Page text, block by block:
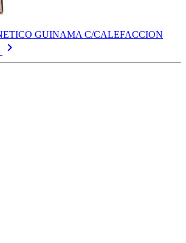
GUINAMA C/CALEFACCION
keyboard_arrow_right